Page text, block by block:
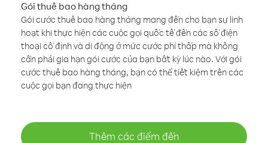
Gói thuê bao hàng tháng
Gói cước thuê bao hàng tháng mang đến cho bạn sự linh
hoạt khi thực hiện các cuộc gọi quốc tế đến các số điện
thoại cố định và di động ở mức cước phí thấp mà không
cần phải gia hạn gói cước của bạn bất kỳ lúc nào. Với gói
cước thuê bao hàng tháng, bạn có thể tiết kiệm trên các
cuộc gọi bạn đang thực hiện
Thêm các điểm đến